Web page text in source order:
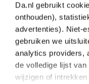
Da.nl gebruikt
onthouden),
advertenties). Niet-
gebruiken we
analytics providers,
de volledige lijst
wijzigen of intrekken